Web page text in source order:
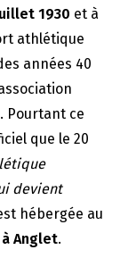
1930 et à
athlétique
années 40
Pourtant ce
que le 20
devient
hébergée au
Anglet.